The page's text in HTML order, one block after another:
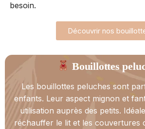
besoin.
Découvrir nos
Bouillottes
Les bouillottes peluches sont
enfants. Leur aspect mignon et
utilisation auprès des petits.
réchauffer le lit et les couvertures